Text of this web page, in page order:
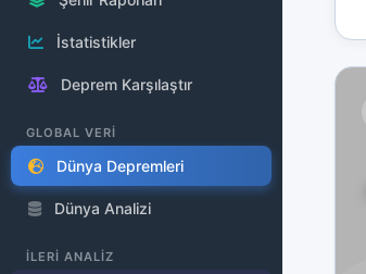
İstatistikler
Deprem Karşılaştır
GLOBAL VERİ
Dünya Depremleri
Dünya Analizi
İLERİ ANALİZ